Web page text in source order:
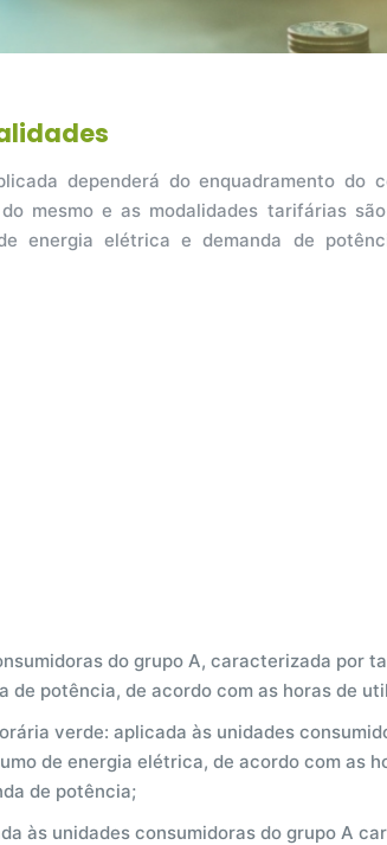
dependerá do enquadramento do
mesmo e as modalidades tarifárias
energia elétrica e demanda de
do grupo A, caracterizada por
de potência, de acordo com as horas de
verde: aplicada às unidades
de energia elétrica, de acordo com as
de potência;
às unidades consumidoras do grupo A